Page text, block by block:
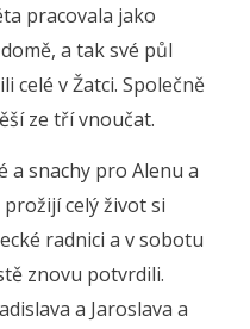
pracovala jako
a tak své půl
celé v Žatci. Společně
ze tří vnoučat.
a snachy pro Alenu a
prožijí celý život si
radnici a v sobotu
znovu potvrdili.
a Jaroslava a